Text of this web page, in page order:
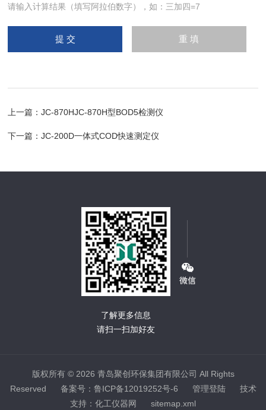
请输入计算结果（填写阿拉伯数字），如：三加四=7
上一篇：JC-870HJC-870H型BOD5检测仪
下一篇：JC-200D一体式COD快速测定仪
了解更多信息
请扫一扫加好友
版权所有 © 2026 青岛聚创环保集团有限公司 All Rights
Reserved 备案号：鲁ICP备12019252号-6 管理登陆技术
支持： 化工仪器网 sitemap.xml